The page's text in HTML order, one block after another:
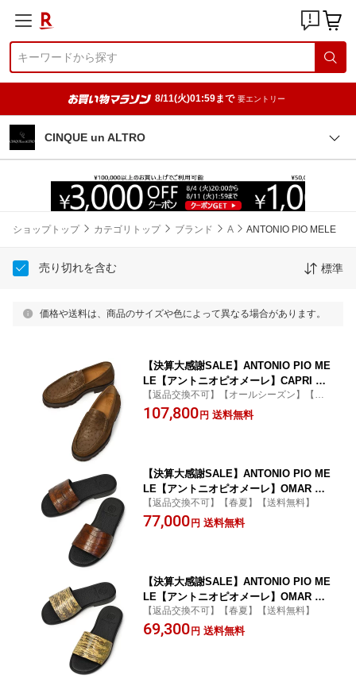
8/11(火)01:59まで 要エントリー
CINQUE un ALTRO
ショップトップ カテゴリトップ ブランド A ANTONIO PIO MELE
売り切れを含む 標準
価格や送料は、商品のサイズや色によって異なる場合があります。
【決算大感謝SALE】ANTONIO PIO ME
LE【アントニオピオメーレ】CAPRI コ
ンビコインローファー STRUZZO SUED
E オーストリッチ スエード MARRONE
【返品交換不可】【オールシーズン】【送
料無料】
107,800円 送料無料
【決算大感謝SALE】ANTONIO PIO ME
LE【アントニオピオメーレ】OMAR レ
ザーサンダル ALLIGATOR アリゲータ
ー BROWN ミディアムブラウン
【返品交換不可】【春夏】【送料無料】
77,000円 送料無料
【決算大感謝SALE】ANTONIO PIO ME
LE【アントニオピオメーレ】OMAR レ
ザーサンダル LIZARD リザード NATUR
AL ナチュラル
【返品交換不可】【春夏】【送料無料】
69,300円 送料無料